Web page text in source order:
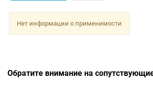
Нет информации о применимости
Обратите внимание на